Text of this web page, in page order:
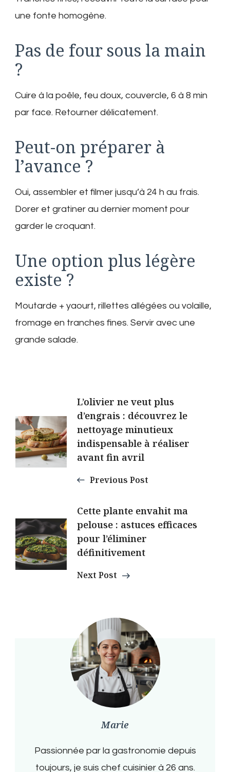
une fonte homogène.
Pas de four sous la main
?
Cuire à la poêle, feu doux, couvercle, 6 à 8 min
par face. Retourner délicatement.
Peut-on préparer à
l’avance ?
Oui, assembler et filmer jusqu’à 24 h au frais.
Dorer et gratiner au dernier moment pour
garder le croquant.
Une option plus légère
existe ?
Moutarde + yaourt, rillettes allégées ou volaille,
fromage en tranches fines. Servir avec une
grande salade.
Navigation
L’olivier ne veut plus
d’engrais : découvrez le
nettoyage minutieux
indispensable à réaliser
avant fin avril
Previous Post
Cette plante envahit ma
pelouse : astuces efficaces
pour l’éliminer
définitivement
Next Post
Marie
Passionnée par la gastronomie depuis
toujours, je suis chef cuisinier à 26 ans.